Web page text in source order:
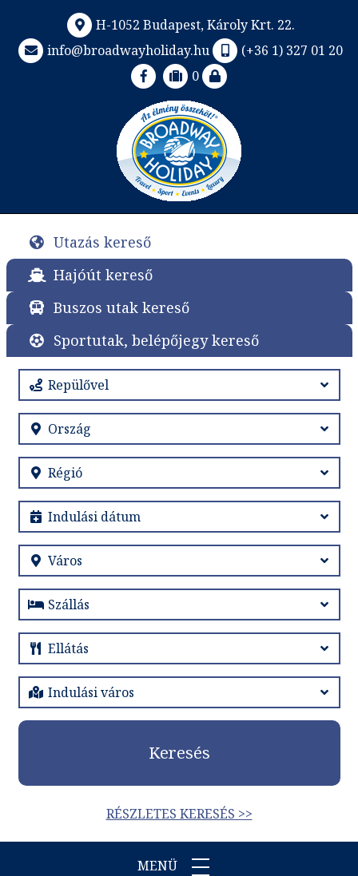
H-1052 Budapest, Károly Krt. 22.
info@broadwayholiday.hu
(+36 1) 327 01 20
0
Utazás kereső
Hajóút kereső
Buszos utak kereső
Sportutak, belépőjegy kereső
Keresés
RÉSZLETES KERESÉS >>
MENÜ